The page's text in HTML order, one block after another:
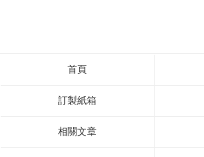
首頁
訂製紙箱
相關文章